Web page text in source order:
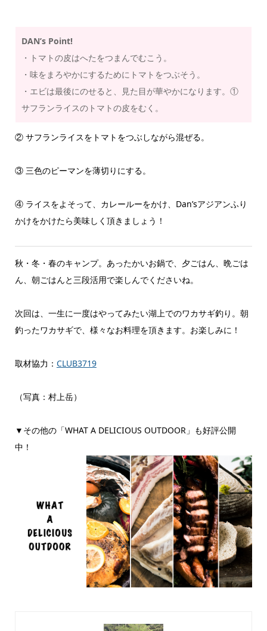
DAN’s Point!
・トマトの皮はへたをつまんでむこう。
・味をまろやかにするためにトマトをつぶそう。
・エビは最後にのせると、見た目が華やかになります。①
サフランライスのトマトの皮をむく。
② サフランライスをトマトをつぶしながら混ぜる。
③ 三色のピーマンを薄切りにする。
④ ライスをよそって、カレールーをかけ、Dan’sアジアンふり
かけをかけたら美味しく頂きましょう！
秋・冬・春のキャンプ。あったかいお鍋で、夕ごはん、晩ごは
ん、朝ごはんと三段活用で楽しんでくださいね。
次回は、一生に一度はやってみたい湖上でのワカサギ釣り。朝
釣ったワカサギで、様々なお料理を頂きます。お楽しみに！
取材協力： CLUB3719
（写真：村上岳）
▼その他の「WHAT A DELICIOUS OUTDOOR」も好評公開
中！